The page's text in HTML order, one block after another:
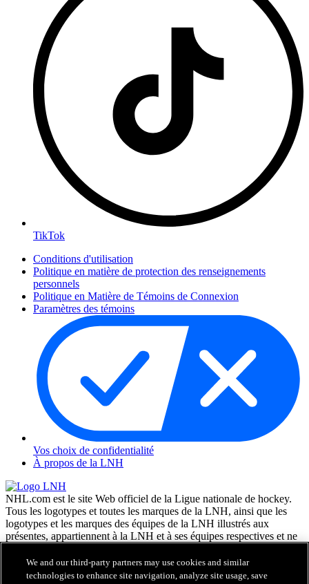
TikTok
Conditions d'utilisation
Politique en matière de protection des renseignements
personnels
Politique en Matière de Témoins de Connexion
Paramètres des témoins
Vos choix de confidentialité
À propos de la LNH
NHL.com est le site Web officiel de la Ligue nationale de hockey.
Tous les logotypes et toutes les marques de la LNH, ainsi que les
logotypes et les marques des équipes de la LNH illustrés aux
présentes, appartiennent à la LNH et à ses équipes respectives et ne
Enterprises, L.P. © LNH 2026. Tous droits réservés. Tous les
chandails d'équipe de la LNH personnalisés avec les noms des
We and our third-party partners may use cookies and similar
technologies to enhance site navigation, analyze site usage, save